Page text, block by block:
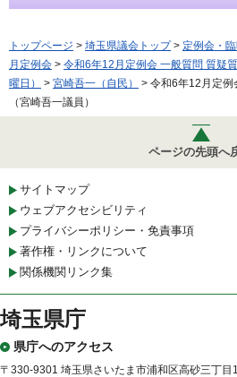
トップページ > 埼玉県議会トップ> 定例会・
月定例会 > 令和6年12月定例会 一般質問 質疑
曜日）
> 宮崎吾一（自民）
> 令和6年12月定例
（宮崎吾一議員）
ページの先頭へ
サイトマップ
ウェブアクセシビリティ
プライバシーポリシー・免責事項
著作権・リンクについて
関係機関リンク集
埼玉県庁
県庁へのアクセス
〒330-9301 埼玉県さいたま市浦和区高砂三丁目